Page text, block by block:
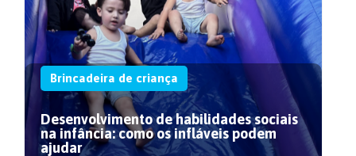
Brincadeira de criança
Desenvolvimento de habilidades sociais
na infância: como os infláveis podem
ajudar